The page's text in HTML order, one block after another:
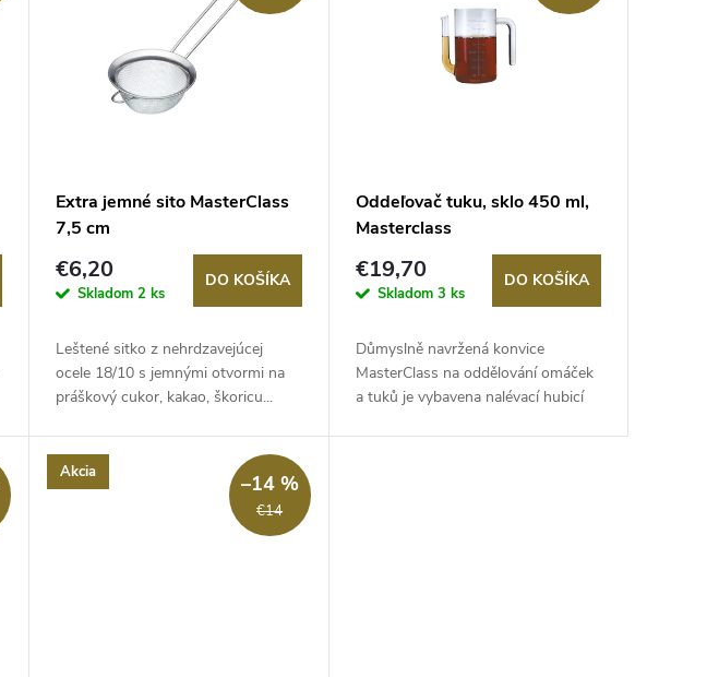
Extra jemné sito MasterClass
7,5 cm
€6,20
Skladom2 ks
DO KOŠÍKA
Leštené sitko z nehrdzavejúcej
ocele 18/10 s jemnými otvormi na
práškový cukor, kakao, škoricu...
Oddeľovač tuku, sklo 450 ml,
Masterclass
€19,70
Skladom 3 ks
DO KOŠÍKA
Důmyslně navržená konvice
MasterClass na oddělování omáček
a tuků je vybavena nalévací hubicí
Akcia
€14
–14 %